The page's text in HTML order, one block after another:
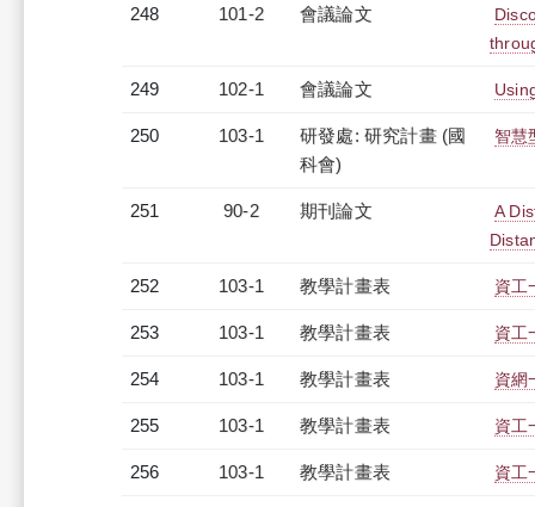
248 101-2 會議論文
249 102-1 會議論文
250 103-1
研發處: 研究計畫 (國
科會)
智慧
251 90-2 期刊論文
A
252 103-1 教學計畫表 資工
253 103-1 教學計畫表 資工
254 103-1 教學計畫表 資網
255 103-1 教學計畫表 資工
256 103-1 教學計畫表 資工